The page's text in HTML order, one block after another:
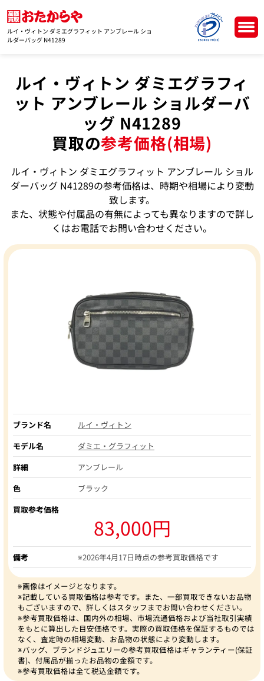
ルイ・ヴィトン ダミエグラフィット アンブレール ショ
ルダーバッグ N41289
ルイ・ヴィトン ダミエグラフィ
ット アンブレール ショルダーバ
ッグ N41289
買取の参考価格(相場)
ルイ・ヴィトン ダミエグラフィット アンブレール ショル
ダーバッグ N41289の参考価格は、時期や相場により変動
致します。
また、状態や付属品の有無によっても異なりますので詳し
くはお電話でお問い合わせください。
ブランド名
ルイ・ヴィトン
モデル名
ダミエ・グラフィット
詳細
アンブレール
色
ブラック
買取参考価格
83,000円
備考 ※2026年4月17日時点の参考買取価格です
※画像はイメージとなります。
※記載している買取価格は参考です。また、一部買取できないお品物
もございますので、詳しくはスタッフまでお問い合わせください。
※参考買取価格は、国内外の相場、市場流通価格および当社取引実績
をもとに算出した目安価格です。実際の買取価格を保証するものでは
なく、査定時の相場変動、お品物の状態により変動します。
※バッグ、ブランドジュエリーの参考買取価格はギャランティー(保証
書)、付属品が揃ったお品物の金額です。
※参考買取価格は全て税込金額です。